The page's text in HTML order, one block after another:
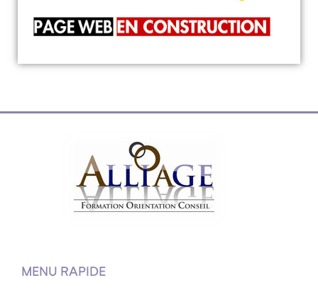
MENU RAPIDE